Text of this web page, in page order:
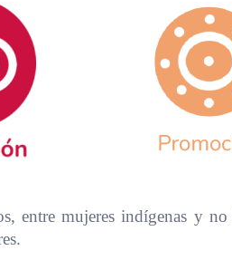
entre mujeres indígenas y